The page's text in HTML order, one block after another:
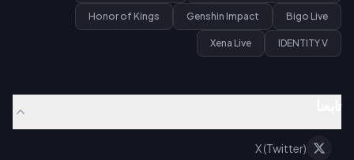
Bigo Live
Genshin Impact
Honor of Kings
IDENTITY V
Xena Live
X (Twitter)